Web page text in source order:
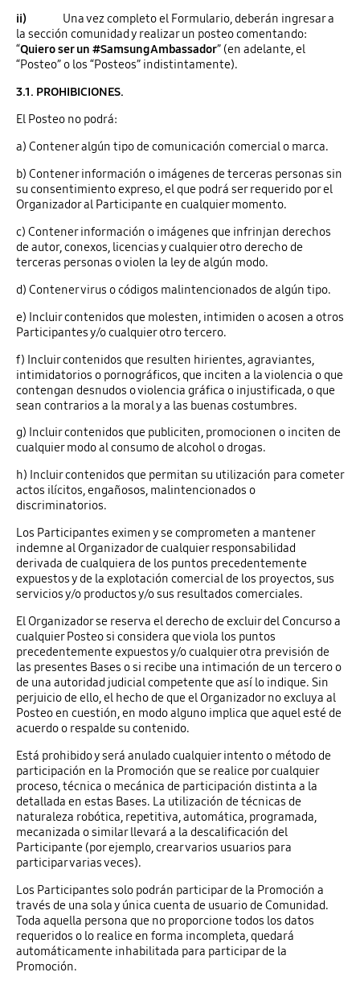
ii) Una vez completo el Formulario, deberán ingresar a
la sección comunidad y realizar un posteo comentando:
“Quiero ser un #SamsungAmbassador” (en adelante, el
“Posteo” o los “Posteos” indistintamente).
3.1. PROHIBICIONES.
El Posteo no podrá:
a) Contener algún tipo de comunicación comercial o marca.
b) Contener información o imágenes de terceras personas sin
su consentimiento expreso, el que podrá ser requerido por el
Organizador al Participante en cualquier momento.
c) Contener información o imágenes que infrinjan derechos
de autor, conexos, licencias y cualquier otro derecho de
terceras personas o violen la ley de algún modo.
d) Contener virus o códigos malintencionados de algún tipo.
e) Incluir contenidos que molesten, intimiden o acosen a otros
Participantes y/o cualquier otro tercero.
f) Incluir contenidos que resulten hirientes, agraviantes,
intimidatorios o pornográficos, que inciten a la violencia o que
contengan desnudos o violencia gráfica o injustificada, o que
sean contrarios a la moral y a las buenas costumbres.
g) Incluir contenidos que publiciten, promocionen o inciten de
cualquier modo al consumo de alcohol o drogas.
h) Incluir contenidos que permitan su utilización para cometer
actos ilícitos, engañosos, malintencionados o
discriminatorios.
Los Participantes eximen y se comprometen a mantener
indemne al Organizador de cualquier responsabilidad
derivada de cualquiera de los puntos precedentemente
expuestos y de la explotación comercial de los proyectos, sus
servicios y/o productos y/o sus resultados comerciales.
El Organizador se reserva el derecho de excluir del Concurso a
cualquier Posteo si considera que viola los puntos
precedentemente expuestos y/o cualquier otra previsión de
las presentes Bases o si recibe una intimación de un tercero o
de una autoridad judicial competente que así lo indique. Sin
perjuicio de ello, el hecho de que el Organizador no excluya al
Posteo en cuestión, en modo alguno implica que aquel esté de
acuerdo o respalde su contenido.
Está prohibido y será anulado cualquier intento o método de
participación en la Promoción que se realice por cualquier
proceso, técnica o mecánica de participación distinta a la
detallada en estas Bases. La utilización de técnicas de
naturaleza robótica, repetitiva, automática, programada,
mecanizada o similar llevará a la descalificación del
Participante (por ejemplo, crear varios usuarios para
participar varias veces).
Los Participantes solo podrán participar de la Promoción a
través de una sola y única cuenta de usuario de Comunidad.
Toda aquella persona que no proporcione todos los datos
requeridos o lo realice en forma incompleta, quedará
automáticamente inhabilitada para participar de la
Promoción.